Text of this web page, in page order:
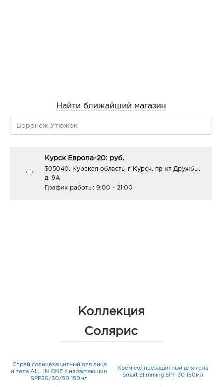
Найти ближайший магазин
Курск Европа-20: руб.
305040, Курская область, г Курск, пр-кт Дружбы,
д. 9А
График работы: 9:00 - 21:00
Коллекция
Солярис
Спрей солнцезащитный для лица
и тела ALL IN ONE с нарастающим
SPF20/30/50 150мл
Крем солнцезащитный для тела
Smart Slimming SPF 30 150мл